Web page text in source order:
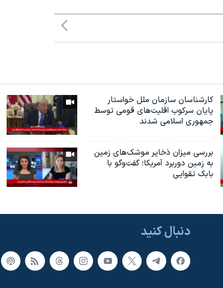
کارشناسان سازمان ملل خواستار
پایان سرکوب اقلیت‌های قومی توسط
جمهوری اسلامی شدند
بررسی میزان ذخایر موشک‌های زمین
به زمین دوربرد آمریکا؛ گفت‌وگو با
بابک تقوایی
دنبال کنید